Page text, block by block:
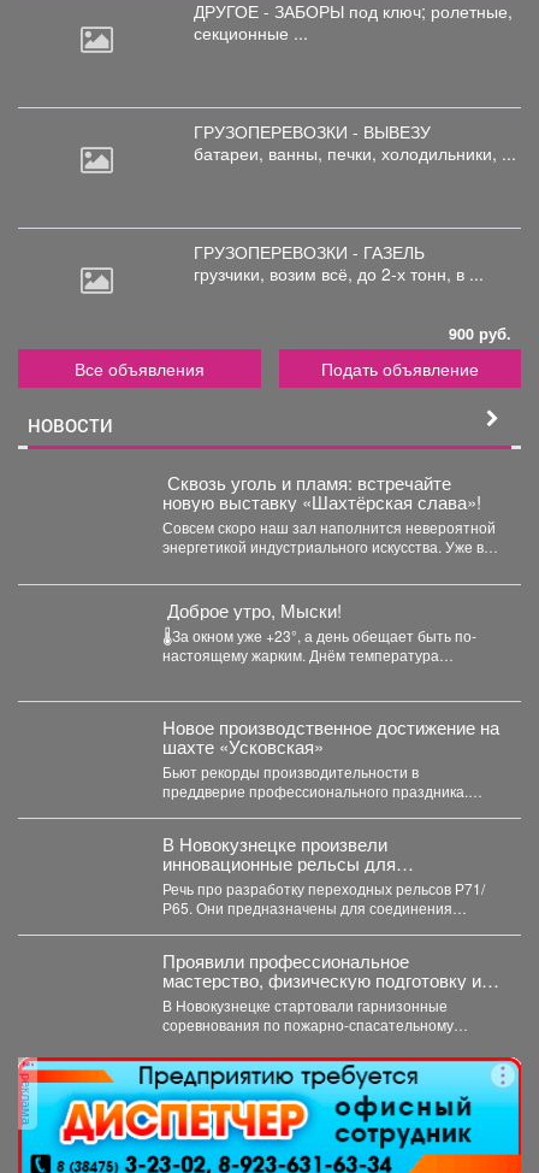
ДРУГОЕ - ЗАБОРЫ под ключ; ролетные,
секционные ...
ГРУЗОПЕРЕВОЗКИ - ВЫВЕЗУ
батареи, ванны, печки, холодильники, ...
ГРУЗОПЕРЕВОЗКИ - ГАЗЕЛЬ
грузчики, возим всё, до 2-х тонн, в ...
900 руб.
Все объявления Подать объявление
НОВОСТИ
️ Сквозь уголь и пламя: встречайте
новую выставку «Шахтёрская слава»!
Совсем скоро наш зал наполнится невероятной
энергетикой индустриального искусства. Уже в
️ Доброе утро, Мыски!
🌡За окном уже +23°, а день обещает быть по-
настоящему жарким. Днём температура
Новое производственное достижение на
шахте «Усковская»
Бьют рекорды производительности в
преддверие профессионального праздника.
В Новокузнецке произвели
инновационные рельсы для
тяжеловесного движения
Речь про разработку переходных рельсов Р71/
Р65. Они предназначены для соединения
Проявили профессиональное
мастерство, физическую подготовку и
командный дух.
В Новокузнецке стартовали гарнизонные
соревнования по пожарно-спасательному
реклама